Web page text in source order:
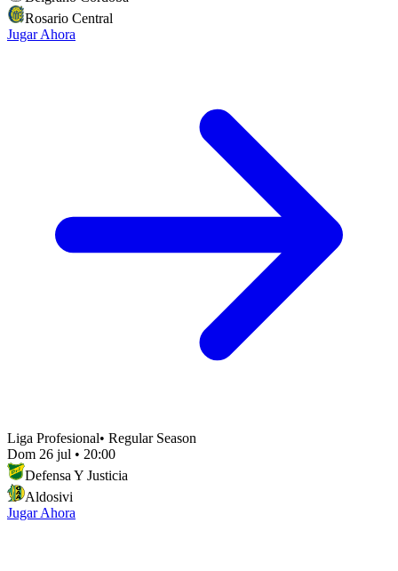
Rosario Central
Jugar Ahora
Liga Profesional• Regular Season
Dom 26 jul • 20:00
Defensa Y Justicia
Aldosivi
Jugar Ahora